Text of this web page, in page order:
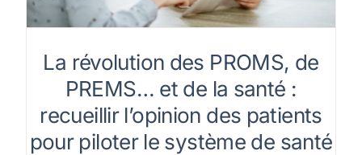
La révolution des PROMS, de
PREMS… et de la santé :
recueillir l’opinion des patients
pour piloter le système de santé